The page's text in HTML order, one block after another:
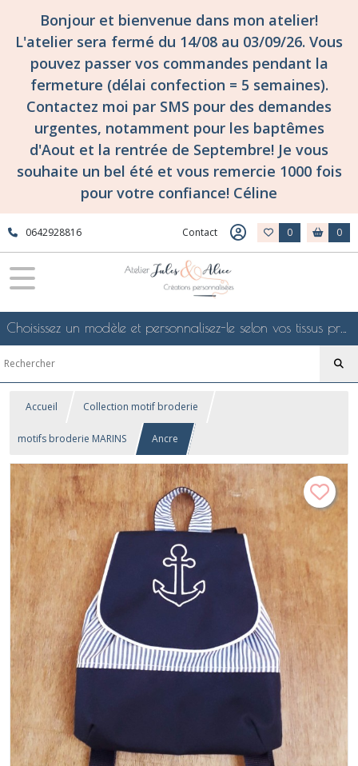
Bonjour et bienvenue dans mon atelier!
L'atelier sera fermé du 14/08 au 03/09/26. Vous
pouvez passer vos commandes pendant la
fermeture (délai confection = 5 semaines).
Contactez moi par SMS pour des demandes
urgentes, notamment pour les baptêmes
d'Aout et la rentrée de Septembre! Je vous
souhaite un bel été et vous remercie 1000 fois
pour votre confiance! Céline
0642928816 Contact 0 0
Choisissez un modèle et personnalisez-le selon vos tissus préférés de mes collections en ligne, je le confectionnerai selon vos souhaits
Accueil Collection motif broderie
motifs broderie MARINS Ancre